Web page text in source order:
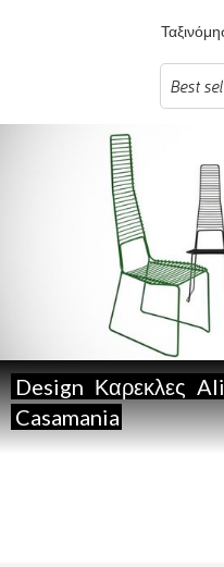
Design Καρεκλες
Casamania